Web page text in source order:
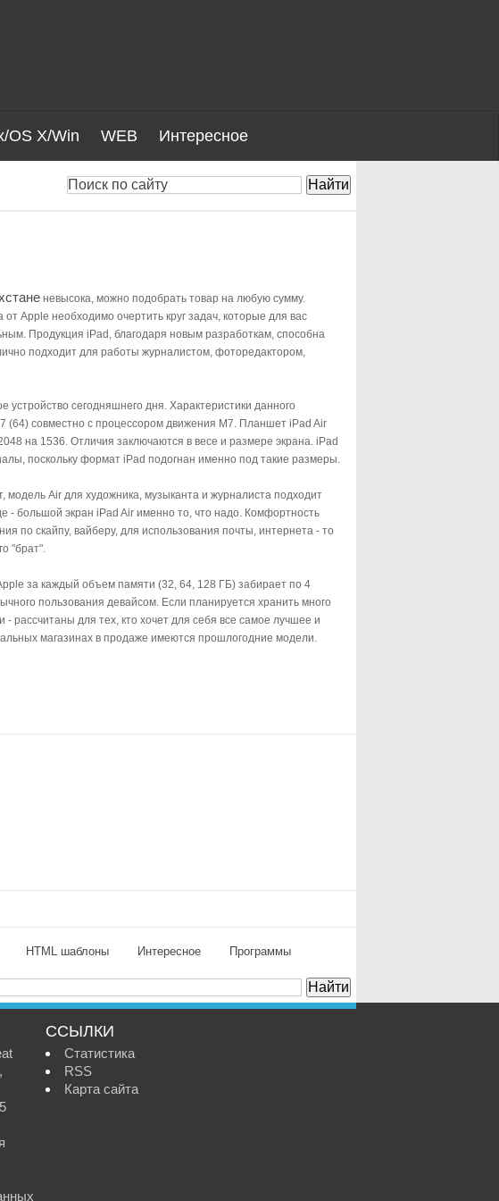
OS X/Win WEB Интересное
невысока, можно подобрать товар на любую сумму.
Apple необходимо очертить круг задач, которые для вас
Продукция iPad, благодаря новым разработкам, способна
подходит для работы журналистом, фоторедактором,
сегодняшнего дня. Характеристики данного
(64) совместно с процессором движения М7. Планшет iPad Air
на 1536. Отличия заключаются в весе и размере экрана. iPad
поскольку формат iPad подогнан именно под такие размеры.
модель Air для художника, музыканта и журналиста подходит
- большой экран iPad Air именно то, что надо. Комфортность
по скайпу, вайберу, для использования почты, интернета - то
"брат".
за каждый объем памяти (32, 64, 128 ГБ) забирает по 4
пользования девайсом. Если планируется хранить много
для тех, кто хочет для себя все самое лучшее и
магазинах в продаже имеются прошлогодние модели.
HTML шаблоны Интересное Программы
ССЫЛКИ
Статистика
RSS
Карта сайта